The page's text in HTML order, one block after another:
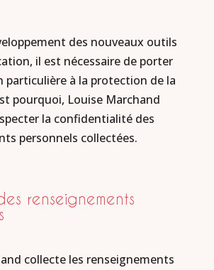
des nouveaux outils
il est nécessaire de porter
à la protection de la
pourquoi, Louise Marchand
la confidentialité des
personnels collectées.
renseignements
collecte les renseignements